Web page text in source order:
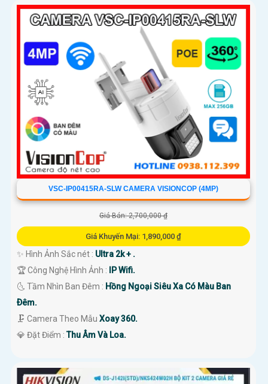
VSC-IP00415RA-SLW CAMERA VISIONCOP (4MP)
Giá Bán: 2,700,000 ₫
Giá Khuyến Mại: 1,890,000 ₫
✨ Hình Ảnh Sắc nét : Ultra 2k + .
🏆 Công Nghệ Hình Ảnh : IP Wifi.
🌜 Tầm Nhìn Ban Đêm : Hồng Ngoại Siêu Xa Có Màu Ban
Ðêm.
🗜️ Camera Theo Mẫu Xoay 360.
️💎 Đặt Điểm :Thu Âm Và Loa.